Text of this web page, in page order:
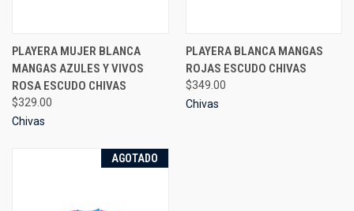
PLAYERA MUJER BLANCA
MANGAS AZULES Y VIVOS
ROSA ESCUDO CHIVAS
$329.00
Chivas
PLAYERA BLANCA MANGAS
ROJAS ESCUDO CHIVAS
$349.00
Chivas
AGOTADO